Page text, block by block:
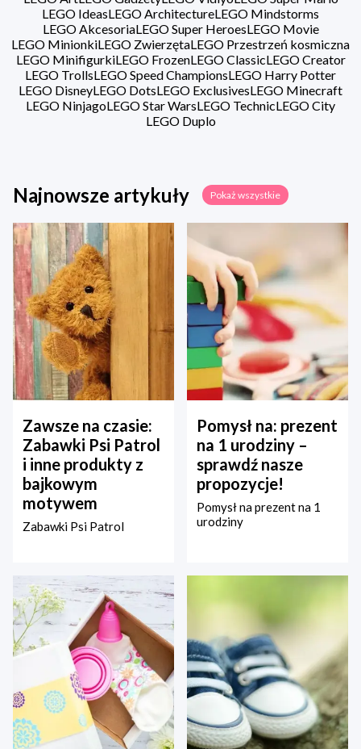
LEGO IdeasLEGO ArchitectureLEGO Mindstorms
LEGO AkcesoriaLEGO Super HeroesLEGO Movie
LEGO MinionkiLEGO ZwierzętaLEGO Przestrzeń kosmiczna
LEGO MinifigurkiLEGO FrozenLEGO ClassicLEGO Creator
LEGO TrollsLEGO Speed ChampionsLEGO Harry Potter
LEGO DisneyLEGO DotsLEGO ExclusivesLEGO Minecraft
LEGO NinjagoLEGO Star WarsLEGO TechnicLEGO City
LEGO Duplo
Najnowsze artykuły Pokaż wszystkie
Zawsze na czasie:
Zabawki Psi Patrol
i inne produkty z
bajkowym
motywem
Zabawki Psi Patrol
Pomysł na: prezent
na 1 urodziny –
sprawdź nasze
propozycje!
Pomysł na prezent na 1
urodziny